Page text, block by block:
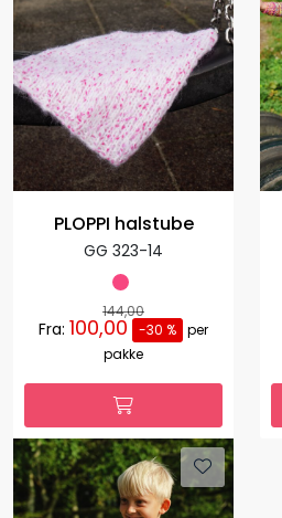
PLOPPI halstube
GG 323-14
144,00
Fra: 100,00 -30 % per
pakke